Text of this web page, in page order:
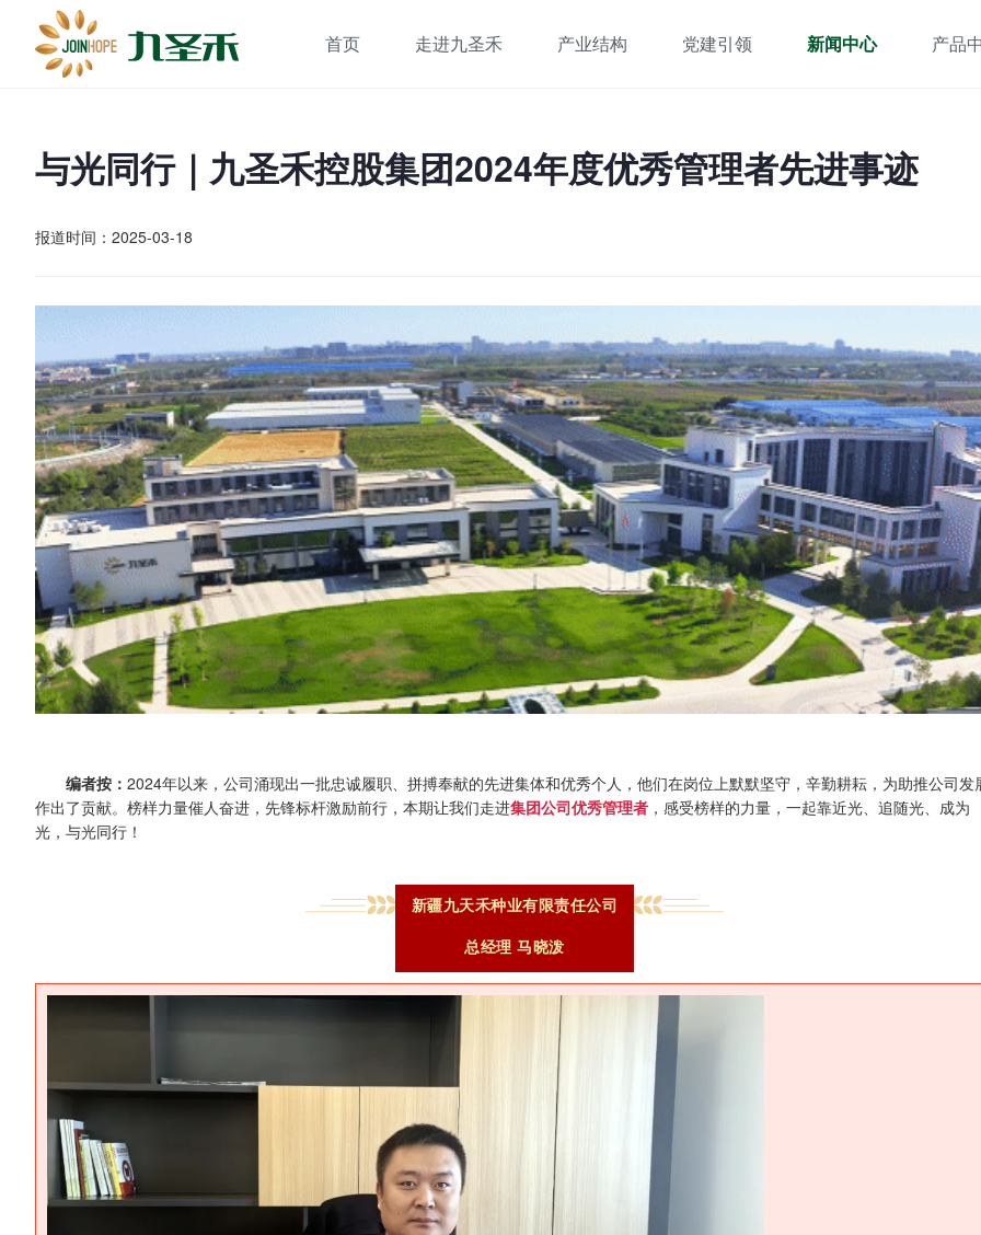
首页 走进九圣禾
领导关怀
产业结构
农业标准化技术服务
党建引领
党建新闻
新闻中心
组织文化
园区风采
媒体新闻
产品
农业综合服务
招标信息
与光同行｜九圣禾控股集团2024年度优秀管理者先进事迹
报道时间：2025-03-18
编者按： 2024年以来，公司涌现出一批忠诚履职、拼搏奉献的先进集体和优秀个人，他们在岗位上默默坚守，辛勤耕耘，为助推公司发
作出了贡献。榜样力量催人奋进，先锋标杆激励前行，本期让我们走进集团公司优秀管理者 ，感受榜样的力量，一起靠近光、追随光、成为
光，与光同行！
新疆九天禾种业有限责任公司
总经理 马晓泼